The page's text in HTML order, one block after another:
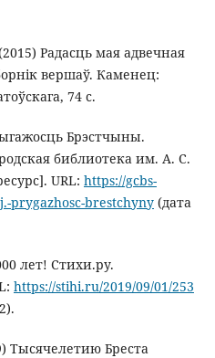
Радасць мая адвечная
вершаў. Каменец:
74 с.
Брэстчыны.
библиотека им. А. С.
URL: https://gcbs-
prygazhosc-brestchyny(дата
лет! Стихи.ру.
https://stihi.ru/2019/09/01/253
Тысячелетию Бреста